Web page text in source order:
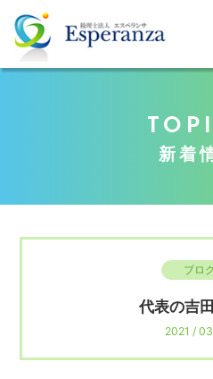
新着
ブロ
代表の吉
2021 /